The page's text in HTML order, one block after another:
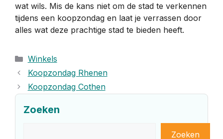
wat wils. Mis de kans niet om de stad te verkennen
tijdens een koopzondag en laat je verrassen door
alles wat deze prachtige stad te bieden heeft.
Categorieën
Winkels
Koopzondag Rhenen
Koopzondag Cothen
Zoeken
Zoeken